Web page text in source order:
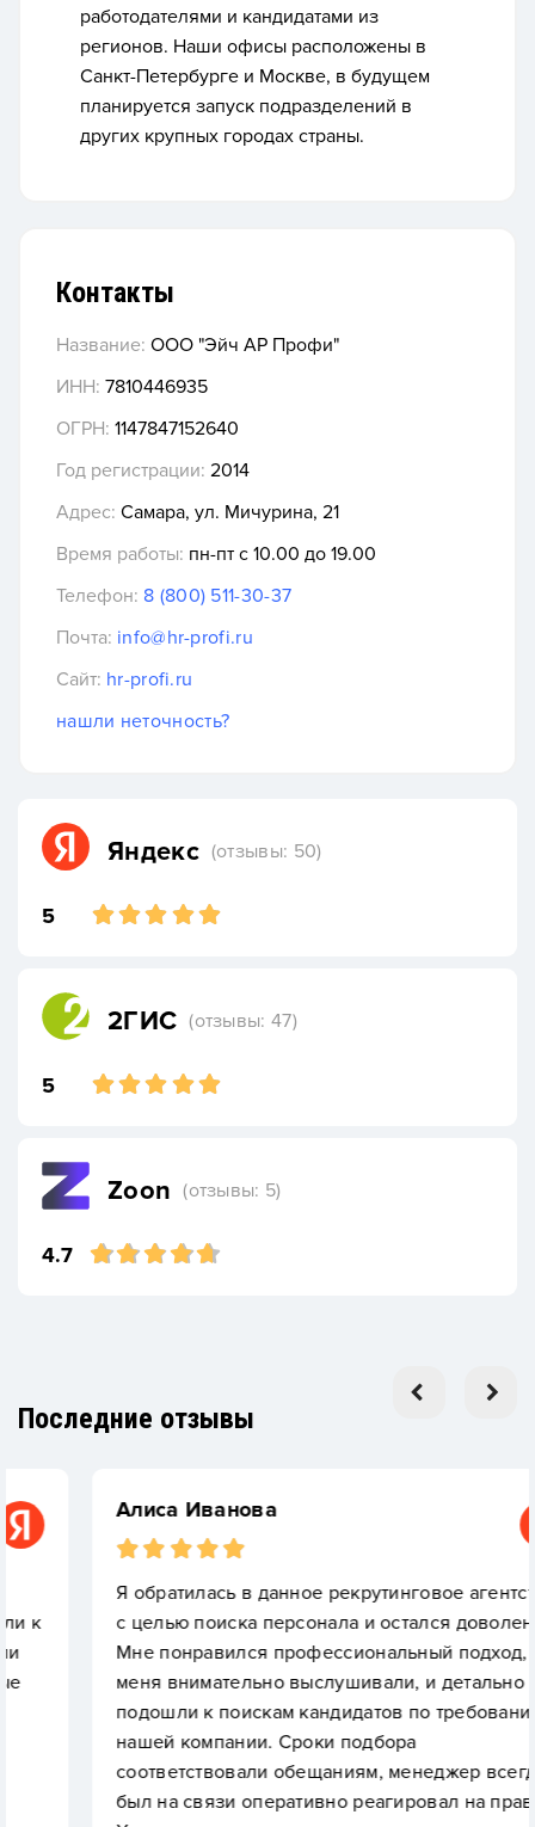
работодателями и кандидатами из
регионов. Наши офисы расположены в
Санкт-Петербурге и Москве, в будущем
планируется запуск подразделений в
других крупных городах страны.
Контакты
Название: ООО "Эйч АР Профи"
ИНН: 7810446935
ОГРН: 1147847152640
Год регистрации: 2014
Адрес: Самара, ул. Мичурина, 21
Время работы: пн-пт с 10.00 до 19.00
Телефон: 8 (800) 511-30-37
Почта: info@hr-profi.ru
Сайт: hr-profi.ru
нашли неточность?
Яндекс (отзывы: 50)
5
2ГИС (отзывы: 47)
5
Zoon (отзывы: 5)
4.7
Последние отзывы
Алиса Иванова
Я обратилась в данное рекрутинговое агентство
с целью поиска персонала и остался доволен!
Мне понравился профессиональный подход,
меня внимательно выслушивали, и детально
подошли к поискам кандидатов по требованиям
нашей компании. Сроки подбора
соответствовали обещаниям, менеджер всегда
был на связи оперативно реагировал на правки.